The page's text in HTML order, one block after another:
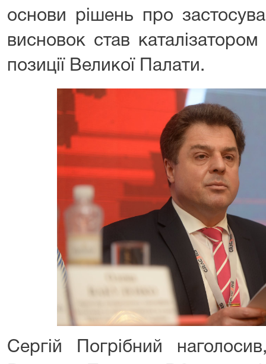
основи рішень про
висновок став
позиції Великої Палати.
Сергій Погрібний